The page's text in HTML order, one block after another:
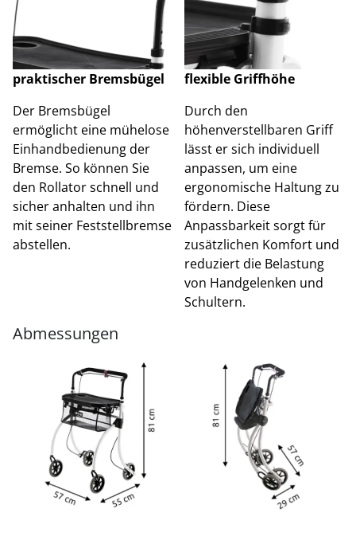
praktischer Bremsbügel
Der Bremsbügel
ermöglicht eine mühelose
Einhandbedienung der
Bremse. So können Sie
den Rollator schnell und
sicher anhalten und ihn
mit seiner Feststellbremse
abstellen.
flexible Griffhöhe
Durch den
höhenverstellbaren Griff
lässt er sich individuell
anpassen, um eine
ergonomische Haltung zu
fördern. Diese
Anpassbarkeit sorgt für
zusätzlichen Komfort und
reduziert die Belastung
von Handgelenken und
Schultern.
Abmessungen